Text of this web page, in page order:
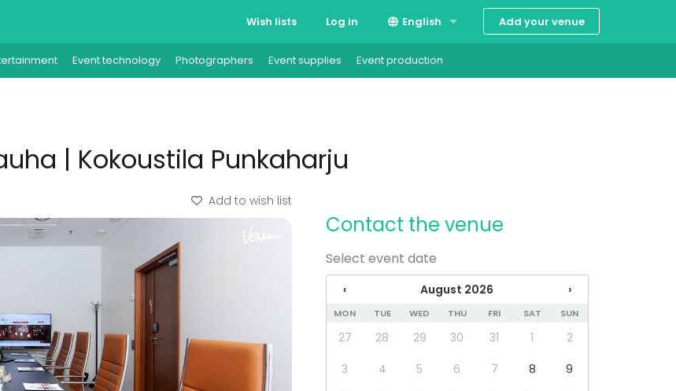
Wish lists Log in English
Suomi
Add your venue
Event technology Photographers Event supplies Event production
| Kokoustila Punkaharju
Add to wish list
Contact the venue
Select event date
‹ August 2026 ›
MON TUE WED THU FRI SAT SUN
27 28 29 30 31 1
2
3
4 5 6 7 8
9